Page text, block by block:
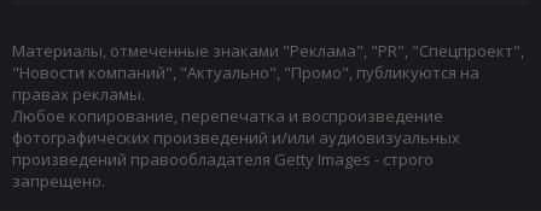
Материалы, отмеченные знаками "Реклама", "PR", "Спецпроект",
"Новости компаний", "Актуально", "Промо", публикуются на
правах рекламы.
Любое копирование, перепечатка и воспроизведение
фотографических произведений и/или аудиовизуальных
произведений правообладателя Getty Images - строго
запрещено.